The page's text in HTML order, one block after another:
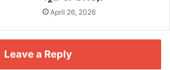
April 26, 2026
Leave a Reply